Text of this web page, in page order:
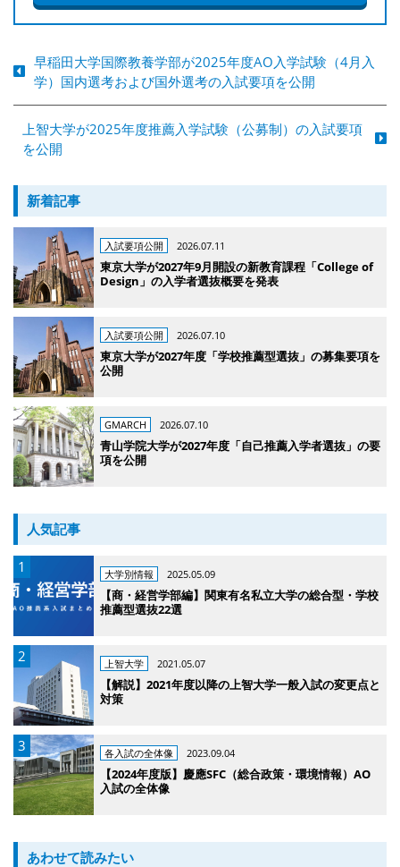
早稲田大学国際教養学部が2025年度AO入学試験（4月入
学）国内選考および国外選考の入試要項を公開
上智大学が2025年度推薦入学試験（公募制）の入試要項
を公開
新着記事
入試要項公開 2026.07.11
東京大学が2027年9月開設の新教育課程「College of
Design」の入学者選抜概要を発表
入試要項公開 2026.07.10
東京大学が2027年度「学校推薦型選抜」の募集要項を
公開
GMARCH 2026.07.10
青山学院大学が2027年度「自己推薦入学者選抜」の要
項を公開
人気記事
大学別情報 2025.05.09
【商・経営学部編】関東有名私立大学の総合型・学校
推薦型選抜22選
上智大学 2021.05.07
【解説】2021年度以降の上智大学一般入試の変更点と
対策
各入試の全体像 2023.09.04
【2024年度版】慶應SFC（総合政策・環境情報）AO
入試の全体像
あわせて読みたい